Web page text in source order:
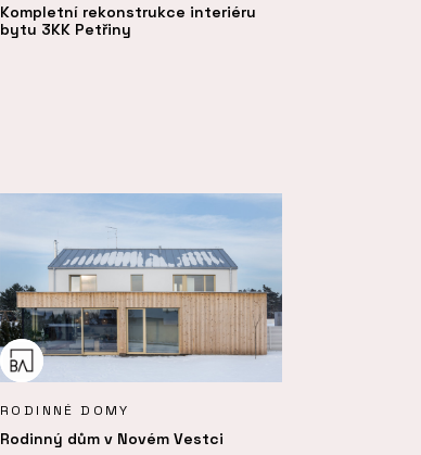
Kompletní rekonstrukce interiéru
bytu 3KK Petřiny
RODINNÉ DOMY
Rodinný dům v Novém Vestci